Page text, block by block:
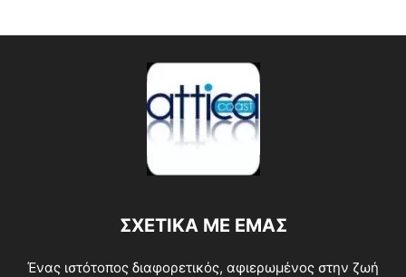
ΣΧΕΤΙΚΑ ΜΕ ΕΜΑΣ
Ένας ιστότοπος διαφορετικός, αφιερωμένος στην ζωή